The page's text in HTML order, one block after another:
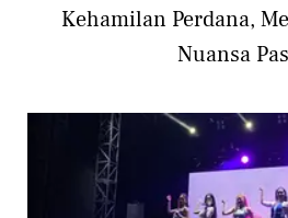
Kehamilan Perdana,
Nuansa